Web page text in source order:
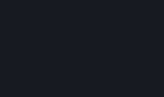
Za stáhnutelný obsah zakoupený v
získat peníze zpět, pokud od jeho
čtrnáct dní, uživatel měl produkt, pro
zakoupení obsahu spuštěný maximálně
nijak spotřebován, změněn nebo
si upozornit na fakt, že v určitých
Valve schopna vrátit peníze za
(například pokud obsah nenávratně
Na tyto výjimky budou uživatelé